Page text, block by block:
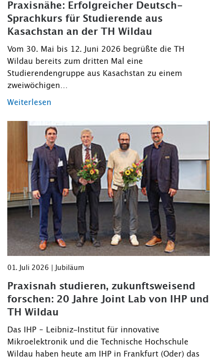
Praxisnähe: Erfolgreicher Deutsch-
Sprachkurs für Studierende aus
Kasachstan an der TH Wildau
Vom 30. Mai bis 12. Juni 2026 begrüßte die TH
Wildau bereits zum dritten Mal eine
Studierendengruppe aus Kasachstan zu einem
zweiwöchigen…
Weiterlesen
01. Juli 2026 | Jubiläum
Praxisnah studieren, zukunftsweisend
forschen: 20 Jahre Joint Lab von IHP und
TH Wildau
Das IHP – Leibniz-Institut für innovative
Mikroelektronik und die Technische Hochschule
Wildau haben heute am IHP in Frankfurt (Oder) das